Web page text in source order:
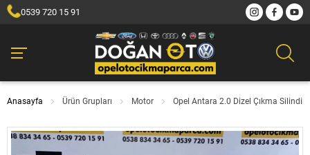
0539 720 15 91
Anasayfa Ürün Grupları Motor Opel Antara 2.0 Dizel Çıkma Silindir